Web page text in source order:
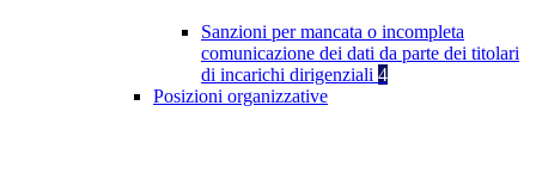
Sanzioni per mancata o incompleta
comunicazione dei dati da parte dei titolari
di incarichi dirigenziali 4
Posizioni organizzative